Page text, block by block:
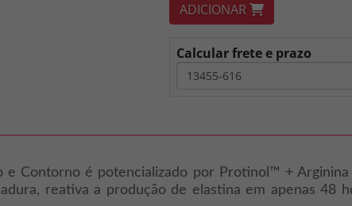
ADICIONAR
Calcular frete e prazo
e Contorno é potencializado por Protinol™ +
reativa a produção de elastina em apenas 48